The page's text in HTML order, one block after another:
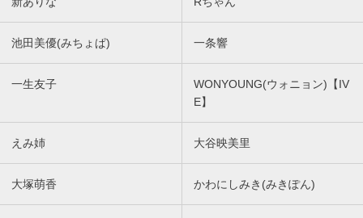
池田美優(みちょぱ) 一条響
一生友子
WONYOUNG(ウォニョン)【IV
E】
えみ姉 大谷映美里
大塚萌香 かわにしみき(みきぽん)